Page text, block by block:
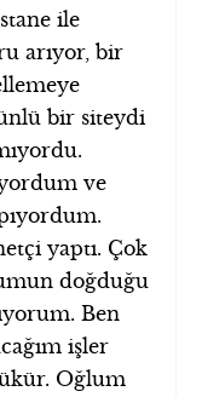
ile
arıyor, bir
bir siteydi
ve
yaptı. Çok
doğduğu
Ben
işler
Oğlum